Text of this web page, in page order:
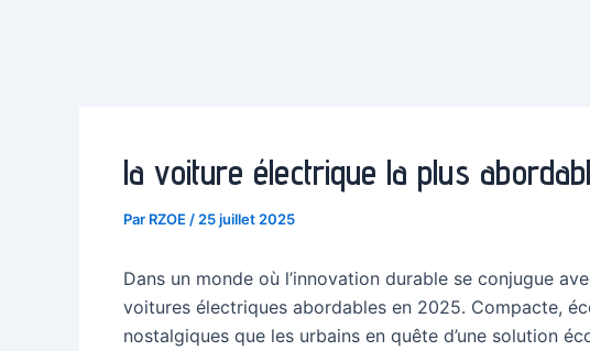
la voiture électrique la plus
Par RZOE / 25 juillet 2025
Dans un monde où l’innovation durable se conjugue
voitures électriques abordables en 2025. Compacte,
nostalgiques que les urbains en quête d’une solution